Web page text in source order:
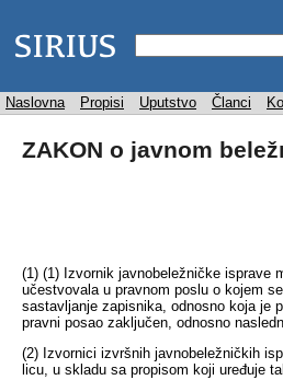
Naslovna Propisi Uputstvo Članci
ZAKON o javnom
(1) (1) Izvornik javnobeležničke isprave
učestvovala u pravnom poslu o kojem
sastavljanje zapisnika, odnosno koja je
pravni posao zaključen, odnosno
(2) Izvornici izvršnih javnobeležničkih
licu, u skladu sa propisom koji uređuje